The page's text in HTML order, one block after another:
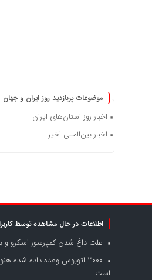
موضوعات پربازدید روز ایران و جهان
اخبار روز استان‌های ایران
اخبار بین‌المللی اخیر
اطلاعات در حال مشاهده توسط
علت داغ شدن کمپرسور اسکرو و
۳۰۰۰ اتوبوس وعده داده شده
است